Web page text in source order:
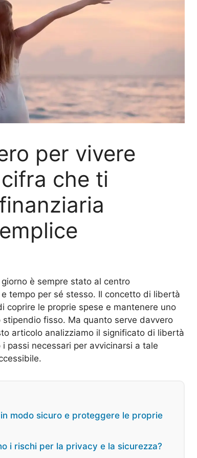
per vivere
che ti
è sempre stato al centro
tempo per sé stesso. Il concetto di libertà
le proprie spese e mantenere uno
fisso. Ma quanto serve davvero
articolo analizziamo il significato di libertà
passi necessari per avvicinarsi a tale
modo sicuro e proteggere le proprie
i rischi per la privacy e la sicurezza?